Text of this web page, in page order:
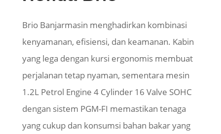
Brio Banjarmasin menghadirkan kombinasi
kenyamanan, efisiensi, dan keamanan. Kabin
yang lega dengan kursi ergonomis membuat
perjalanan tetap nyaman, sementara mesin
1.2L Petrol Engine 4 Cylinder 16 Valve SOHC
dengan sistem PGM-FI memastikan tenaga
yang cukup dan konsumsi bahan bakar yang